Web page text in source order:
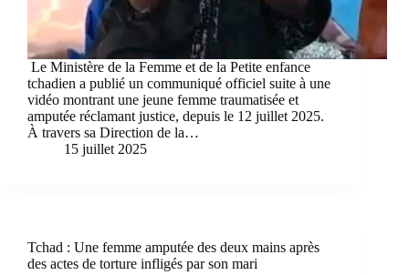
Le Ministère de la Femme et de la Petite enfance
tchadien a publié un communiqué officiel suite à une
vidéo montrant une jeune femme traumatisée et
amputée réclamant justice, depuis le 12 juillet 2025.
À travers sa Direction de la…
15 juillet 2025
Tchad : Une femme amputée des deux mains après
des actes de torture infligés par son mari